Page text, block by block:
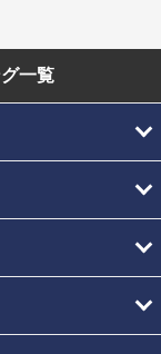
一覧